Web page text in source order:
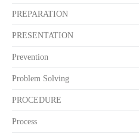
PREPARATION
PRESENTATION
Prevention
Problem Solving
PROCEDURE
Process